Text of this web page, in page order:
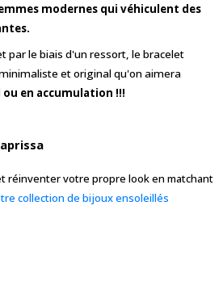
modernes qui véhiculent des
par le biais d'un ressort, le bracelet
et original qu'on aimera
en accumulation !!!
réinventer votre propre look en matchant
collection de bijoux ensoleillés